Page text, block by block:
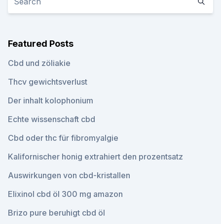
Featured Posts
Cbd und zöliakie
Thcv gewichtsverlust
Der inhalt kolophonium
Echte wissenschaft cbd
Cbd oder thc für fibromyalgie
Kalifornischer honig extrahiert den prozentsatz
Auswirkungen von cbd-kristallen
Elixinol cbd öl 300 mg amazon
Brizo pure beruhigt cbd öl